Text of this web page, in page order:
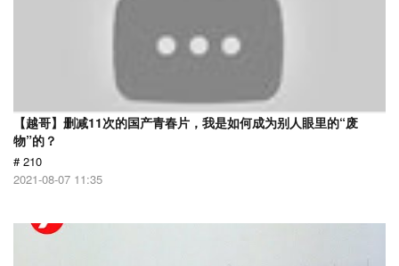
【越哥】删减11次的国产青春片，我是如何成为别人眼里的“废
物”的？
# 210
2021-08-07 11:35